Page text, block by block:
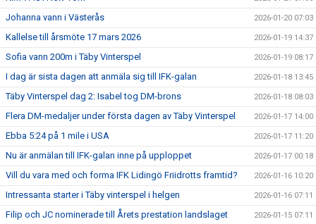
Johanna vann i Västerås 2026-01-20 07:03
Kallelse till årsmöte 17 mars 2026 2026-01-19 14:37
Sofia vann 200m i Täby Vinterspel 2026-01-19 08:17
I dag är sista dagen att anmäla sig till IFK-galan 2026-01-18 13:45
Täby Vinterspel dag 2: Isabel tog DM-brons 2026-01-18 08:03
Flera DM-medaljer under första dagen av Täby Vinterspel 2026-01-17 14:00
Ebba 5:24 på 1 mile i USA 2026-01-17 11:20
Nu är anmälan till IFK-galan inne på upploppet 2026-01-17 00:18
Vill du vara med och forma IFK Lidingö Friidrotts framtid? 2026-01-16 10:20
Intressanta starter i Täby vinterspel i helgen 2026-01-16 07:11
Filip och JC nominerade till Årets prestation landslaget 2026-01-15 07:11